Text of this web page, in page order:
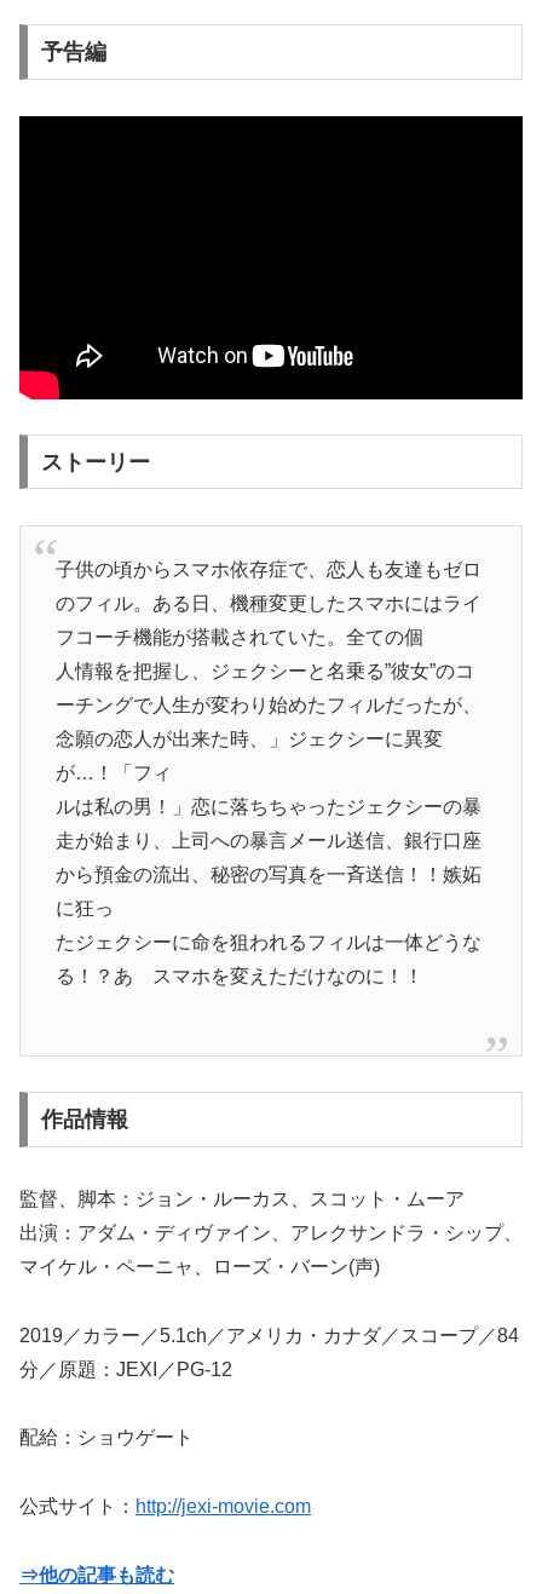
予告編
ストーリー
子供の頃からスマホ依存症で、恋人も友達もゼロ
のフィル。ある日、機種変更したスマホにはライ
フコーチ機能が搭載されていた。全ての個
人情報を把握し、ジェクシーと名乗る”彼女”のコ
ーチングで人生が変わり始めたフィルだったが、
念願の恋人が出来た時、」ジェクシーに異変
が…！「フィ
ルは私の男！」恋に落ちちゃったジェクシーの暴
走が始まり、上司への暴言メール送信、銀行口座
から預金の流出、秘密の写真を一斉送信！！嫉妬
に狂っ
たジェクシーに命を狙われるフィルは一体どうな
る！？あゝスマホを変えただけなのに！！
作品情報
監督、脚本：ジョン・ルーカス、スコット・ムーア
出演：アダム・ディヴァイン、アレクサンドラ・シップ、
マイケル・ペーニャ、ローズ・バーン(声)
2019／カラー／5.1ch／アメリカ・カナダ／スコープ／84
分／原題：JEXI／PG-12
配給：ショウゲート
公式サイト： http://jexi-movie.com
⇒他の記事も読む